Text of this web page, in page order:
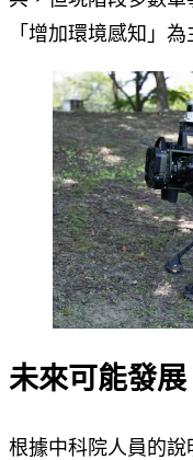
「增加環境感知」
未來可能發展
根據中科院人員的